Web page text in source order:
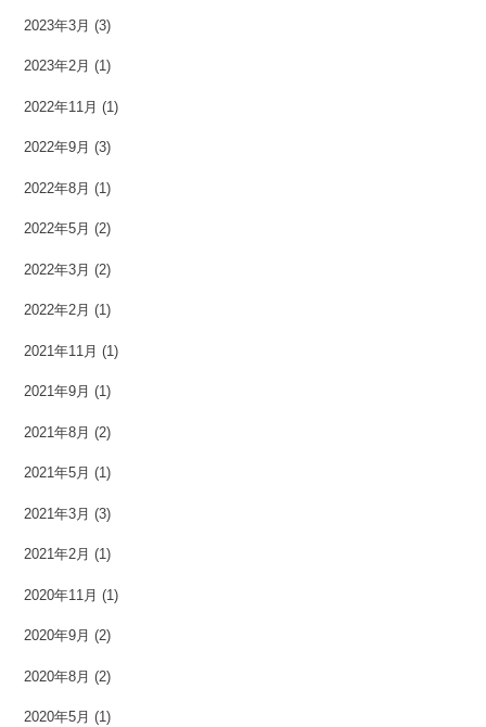
2023年3月 (3)
2023年2月 (1)
2022年11月 (1)
2022年9月 (3)
2022年8月 (1)
2022年5月 (2)
2022年3月 (2)
2022年2月 (1)
2021年11月 (1)
2021年9月 (1)
2021年8月 (2)
2021年5月 (1)
2021年3月 (3)
2021年2月 (1)
2020年11月 (1)
2020年9月 (2)
2020年8月 (2)
2020年5月 (1)